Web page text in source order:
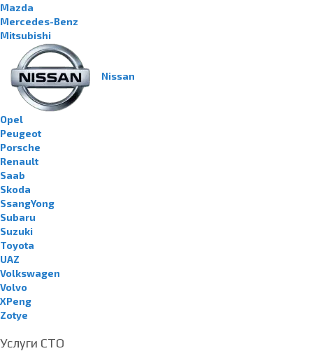
Mazda
Mercedes-Benz
Mitsubishi
Nissan
Opel
Peugeot
Porsche
Renault
Saab
Skoda
SsangYong
Subaru
Suzuki
Toyota
UAZ
Volkswagen
Volvo
XPeng
Zotye
Услуги СТО